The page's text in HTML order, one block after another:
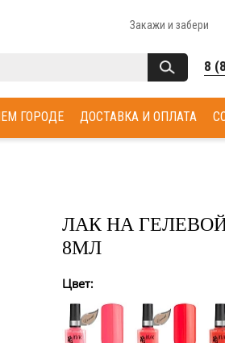
Закажи и забери
8
ДОСТАВКА И ОПЛАТА
ГОРОДЕ
ЛАК НА ГЕЛЕВОЙ
8МЛ
Цвет: